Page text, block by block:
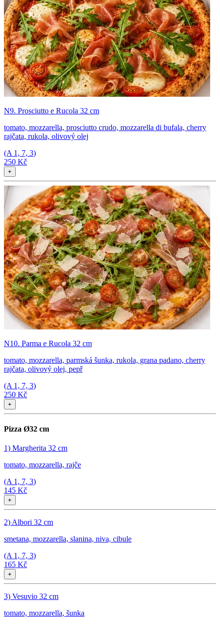
N9. Prosciutto e Rucola 32 cm
tomato, mozzarella, prosciutto crudo, mozzarella di bufala, cherry
rajčata, rukola, olivový olej
(A 1, 7, 3)
250 Kč
+
N10. Parma e Rucola 32 cm
tomato, mozzarella, parmská šunka, rukola, grana padano, cherry
rajčata, olivový olej, pepř
(A 1, 7, 3)
250 Kč
+
Pizza Ø32 cm
1) Margherita 32 cm
tomato, mozzarella, rajče
(A 1, 7, 3)
145 Kč
+
2) Albori 32 cm
smetana, mozzarella, slanina, niva, cibule
(A 1, 7, 3)
165 Kč
+
3) Vesuvio 32 cm
tomato, mozzarella, šunka